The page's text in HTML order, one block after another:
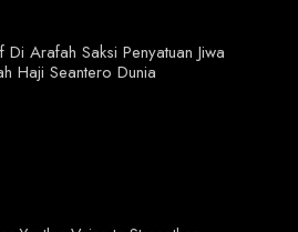
Di Arafah Saksi Penyatuan Jiwa
Haji Seantero Dunia